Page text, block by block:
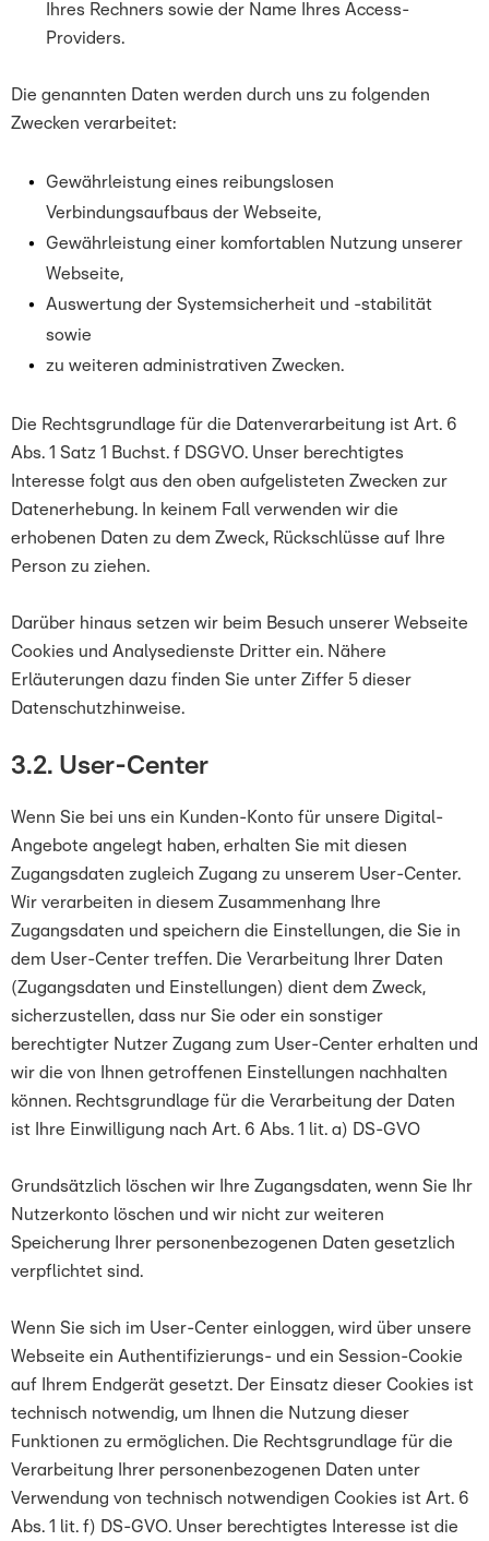
Ihres Rechners sowie der Name Ihres Access-
Providers.
Die genannten Daten werden durch uns zu folgenden
Zwecken verarbeitet:
Gewährleistung eines reibungslosen
Verbindungsaufbaus der Webseite,
Gewährleistung einer komfortablen Nutzung unserer
Webseite,
Auswertung der Systemsicherheit und -stabilität
sowie
zu weiteren administrativen Zwecken.
Die Rechtsgrundlage für die Datenverarbeitung ist Art. 6
Abs. 1 Satz 1 Buchst. f DSGVO. Unser berechtigtes
Interesse folgt aus den oben aufgelisteten Zwecken zur
Datenerhebung. In keinem Fall verwenden wir die
erhobenen Daten zu dem Zweck, Rückschlüsse auf Ihre
Person zu ziehen.
Darüber hinaus setzen wir beim Besuch unserer Webseite
Cookies und Analysedienste Dritter ein. Nähere
Erläuterungen dazu finden Sie unter Ziffer 5 dieser
Datenschutzhinweise.
3.2. User-Center
Wenn Sie bei uns ein Kunden-Konto für unsere Digital-
Angebote angelegt haben, erhalten Sie mit diesen
Zugangsdaten zugleich Zugang zu unserem User-Center.
Wir verarbeiten in diesem Zusammenhang Ihre
Zugangsdaten und speichern die Einstellungen, die Sie in
dem User-Center treffen. Die Verarbeitung Ihrer Daten
(Zugangsdaten und Einstellungen) dient dem Zweck,
sicherzustellen, dass nur Sie oder ein sonstiger
berechtigter Nutzer Zugang zum User-Center erhalten und
wir die von Ihnen getroffenen Einstellungen nachhalten
können. Rechtsgrundlage für die Verarbeitung der Daten
ist Ihre Einwilligung nach Art. 6 Abs. 1 lit. a) DS-GVO
Grundsätzlich löschen wir Ihre Zugangsdaten, wenn Sie Ihr
Nutzerkonto löschen und wir nicht zur weiteren
Speicherung Ihrer personenbezogenen Daten gesetzlich
verpflichtet sind.
Wenn Sie sich im User-Center einloggen, wird über unsere
Webseite ein Authentifizierungs- und ein Session-Cookie
auf Ihrem Endgerät gesetzt. Der Einsatz dieser Cookies ist
technisch notwendig, um Ihnen die Nutzung dieser
Funktionen zu ermöglichen. Die Rechtsgrundlage für die
Verarbeitung Ihrer personenbezogenen Daten unter
Verwendung von technisch notwendigen Cookies ist Art. 6
Abs. 1 lit. f) DS-GVO. Unser berechtigtes Interesse ist die